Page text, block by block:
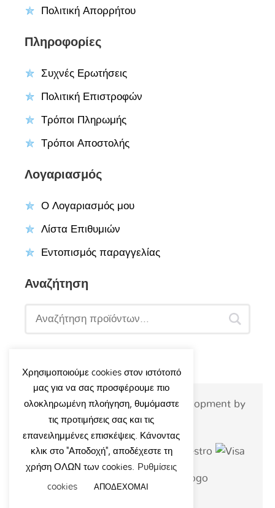
Πολιτική Απορρήτου
Πληροφορίες
Συχνές Ερωτήσεις
Πολιτική Επιστροφών
Τρόποι Πληρωμής
Τρόποι Αποστολής
Λογαριασμός
Ο Λογαριασμός μου
Λίστα Επιθυμιών
Εντοπισμός παραγγελίας
Αναζήτηση
© 2026 - Tsipouridiskids.gr | Development by
siteart.gr
Χρησιμοποιούμε cookies στον ιστότοπό
μας για να σας προσφέρουμε πιο
ολοκληρωμένη πλοήγηση, θυμόμαστε
τις προτιμήσεις σας και τις
επανειλημμένες επισκέψεις. Κάνοντας
κλικ στο "Αποδοχή", αποδέχεστε τη
χρήση ΟΛΩΝ των cookies. Ρυθμίσεις
cookies ΑΠΟΔΕΧΟΜΑΙ